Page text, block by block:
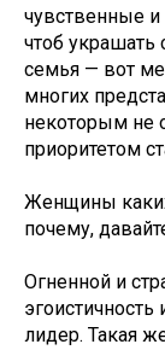
чувственные
чтоб
семья — вот
многих
некоторым не
приоритетом
Женщины
почему,
Огненной и
лидер. Такая